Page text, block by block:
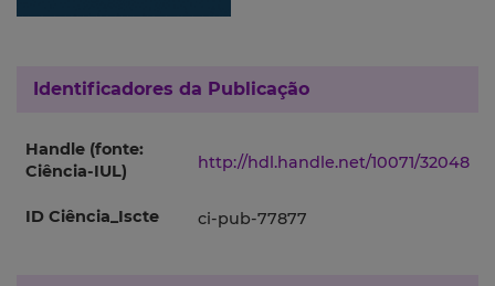
Identificadores da Publicação
Handle (fonte:
Ciência-IUL)
http://hdl.handle.net/10071/32048
ID Ciência_Iscte ci-pub-77877